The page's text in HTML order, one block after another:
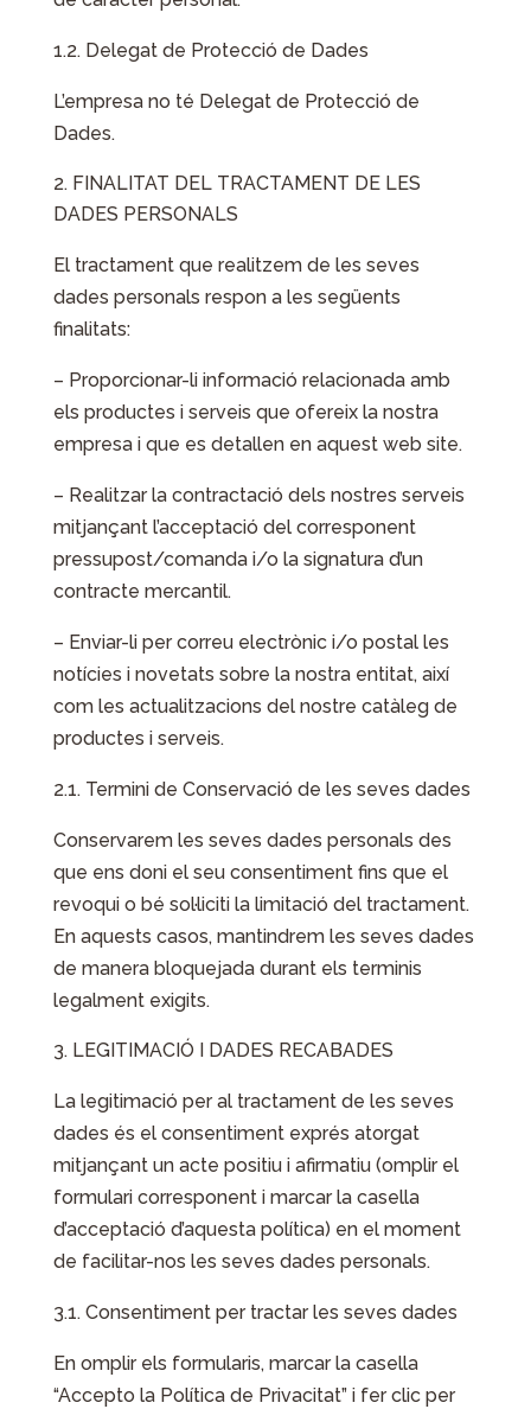
1.2. Delegat de Protecció de Dades
L’empresa no té Delegat de Protecció de
Dades.
FINALITAT DEL TRACTAMENT DE LES
DADES PERSONALS
El tractament que realitzem de les seves
dades personals respon a les següents
finalitats:
– Proporcionar-li informació relacionada amb
els productes i serveis que ofereix la nostra
empresa i que es detallen en aquest web site.
– Realitzar la contractació dels nostres serveis
mitjançant l’acceptació del corresponent
pressupost/comanda i/o la signatura d’un
contracte mercantil.
– Enviar-li per correu electrònic i/o postal les
notícies i novetats sobre la nostra entitat, així
com les actualitzacions del nostre catàleg de
productes i serveis.
2.1. Termini de Conservació de les seves dades
Conservarem les seves dades personals des
que ens doni el seu consentiment fins que el
revoqui o bé sol·liciti la limitació del tractament.
En aquests casos, mantindrem les seves dades
de manera bloquejada durant els terminis
legalment exigits.
LEGITIMACIÓ I DADES RECABADES
La legitimació per al tractament de les seves
dades és el consentiment exprés atorgat
mitjançant un acte positiu i afirmatiu (omplir el
formulari corresponent i marcar la casella
d’acceptació d’aquesta política) en el moment
de facilitar-nos les seves dades personals.
3.1. Consentiment per tractar les seves dades
En omplir els formularis, marcar la casella
“Accepto la Política de Privacitat” i fer clic per